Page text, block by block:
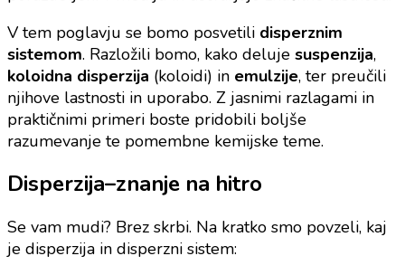
V tem poglavju se bomo posvetili disperznim
sistemom. Razložili bomo, kako deluje suspenzija,
koloidna disperzija (koloidi) in emulzije, ter preučili
njihove lastnosti in uporabo. Z jasnimi razlagami in
praktičnimi primeri boste pridobili boljše
razumevanje te pomembne kemijske teme.
Disperzija–znanje na hitro
Se vam mudi? Brez skrbi. Na kratko smo povzeli, kaj
je disperzija in disperzni sistem: